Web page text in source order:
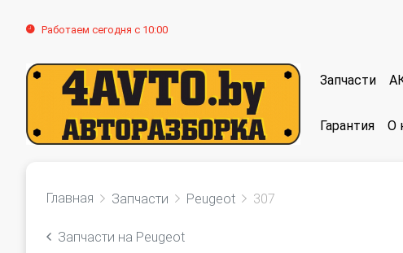
Работаем сегодня с 10:00
Запчасти
Гарантия О
Главная Запчасти Peugeot 307
Запчасти на Peugeot